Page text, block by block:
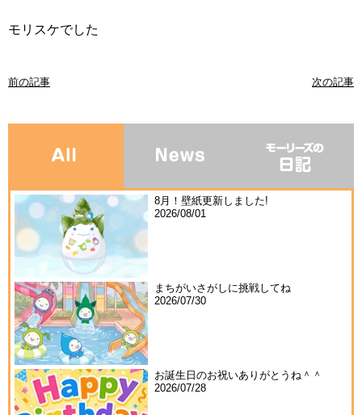
モリスケでした
前の記事 次の記事
8月！壁紙更新しました!
2026/08/01
まちがいさがしに挑戦してね
2026/07/30
お誕生日のお祝いありがとうね＾＾
2026/07/28